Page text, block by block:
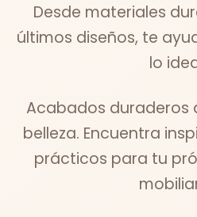
Desde materiales
últimos diseños, te
lo
Acabados duraderos
belleza. Encuentra
prácticos para tu